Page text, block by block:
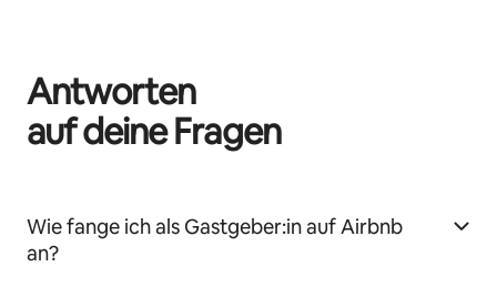
Antworten
auf deine Fragen
Wie fange ich als Gastgeber:in auf Airbnb
an?